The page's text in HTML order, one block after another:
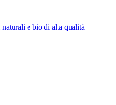
naturali e bio di alta qualità